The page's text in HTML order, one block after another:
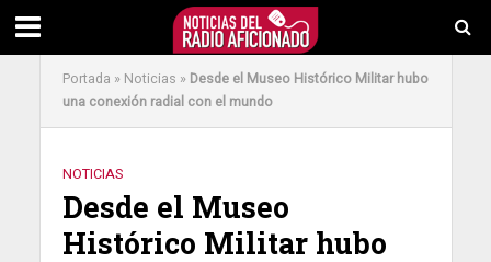
Portada » Noticias » Desde el Museo Histórico Militar hubo
una conexión radial con el mundo
NOTICIAS
Desde el Museo
Histórico Militar hubo